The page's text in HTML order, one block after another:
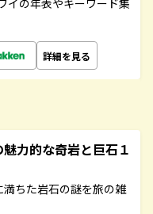
イの年表やキーワード集
詳細を見る
力的な奇岩と巨石１
ちた岩石の謎を旅の雑